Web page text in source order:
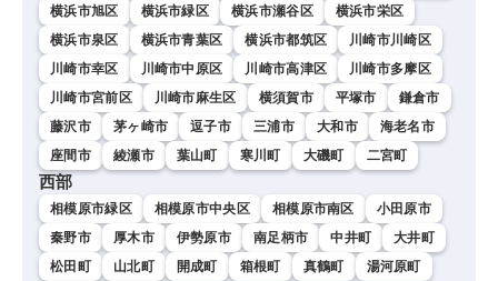
横浜市旭区
横浜市緑区 横浜市瀬谷区
横浜市栄区
横浜市泉区
横浜市青葉区 横浜市都筑区
川崎市川崎区
川崎市幸区
川崎市中原区 川崎市高津区
川崎市多摩区
川崎市宮前区
川崎市麻生区 横須賀市 平塚市
鎌倉市
藤沢市
茅ヶ崎市 逗子市 三浦市 大和市
海老名市
座間市
綾瀬市 葉山町 寒川町 大磯町 二宮町
西部
相模原市緑区 相模原市中央区 相模原市南区
小田原市
秦野市
厚木市 伊勢原市 南足柄市 中井町
大井町
松田町
山北町 開成町 箱根町 真鶴町
湯河原町